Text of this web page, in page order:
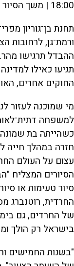
18:00 | משך הסיור כשעתיים
תחנת בן־גוריון
ורמת־גן, לרחובות
ההבדל תרגישו
תגיעו כאילו
החוקים אחרים,
מי שמוכנה לעזור
למשפחה
כשהייתה בת
חזרה במהלך חייה
עצום על העולם
הסיורים המצליח
סיור טעימות או
החרדית, רוטנברג
של החרדים, גם
בישראל רק הולך
"בשנות החמישים